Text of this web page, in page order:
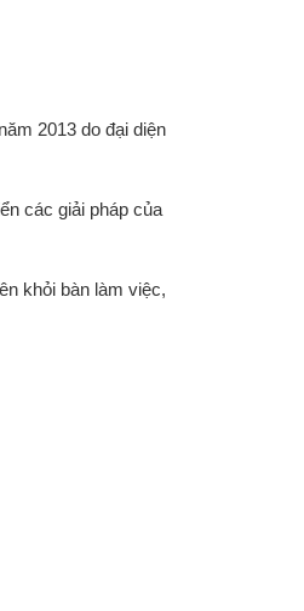
2013 do đại diện
các giải pháp của
khỏi bàn làm việc,